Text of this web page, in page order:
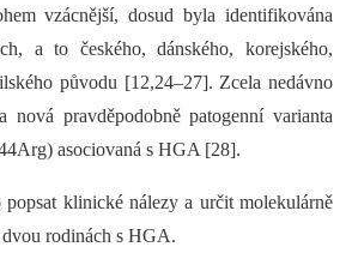
vzácnější, dosud byla identifikována
a to českého, dánského, korejského,
původu [12,24–27]. Zcela nedávno
nová pravděpodobně patogenní varianta
asociovaná s HGA [28].
klinické nálezy a určit molekulárně
rodinách s HGA.